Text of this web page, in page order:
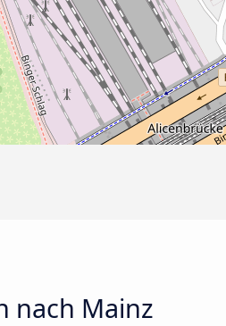
nach Mainz